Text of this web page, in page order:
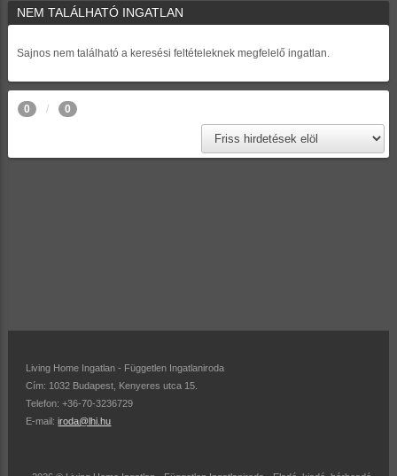
NEM TALÁLHATÓ INGATLAN
Sajnos nem található a keresési feltételeknek megfelelő ingatlan.
0 0
Living Home Ingatlan - Független Ingatlaniroda
Cím: 1032 Budapest, Kenyeres utca 15.
Telefon: +36-70-3236729
E-mail:iroda@lhi.hu